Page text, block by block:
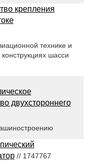
крепления
технике и
шасси
двухстороннего
// 1747767